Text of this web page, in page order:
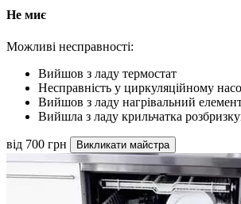
Не миє
Можливі несправності:
Вийшов з ладу термостат
Несправність у циркуляційному
Вийшов з ладу нагрівальний
Вийшла з ладу крильчатка
від 700 грн Викликати майстра